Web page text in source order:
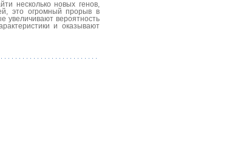
несколько новых генов,
это огромный прорыв в
увеличивают вероятность
и оказывают